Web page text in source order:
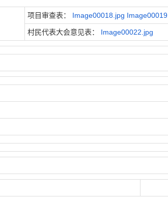
项目审查表： Image00018.jpg
村民代表大会意见表： Image00022.jpg